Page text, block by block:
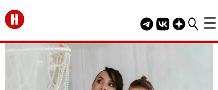
Перейти на главную
Telegram канал
Группа HELLO
Канал